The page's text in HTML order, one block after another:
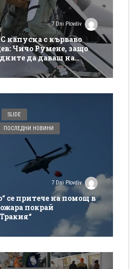
7 Dni Plovdiv
напусна с кърваво
Чичо Румене, защо
да даваш на
SLIDE
ПОСЛЕДНИ НОВИНИ
7 Dni Plovdiv
се притече на помощ в
покрай